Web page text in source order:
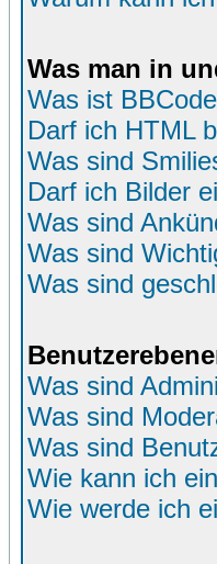
Was man in
Was ist
Darf ich HTML
Was sind
Darf ich Bilder
Was sind
Was sind
Was sind
Was sind
Was sind
Was sind
Wie kann ich
Wie werde ich